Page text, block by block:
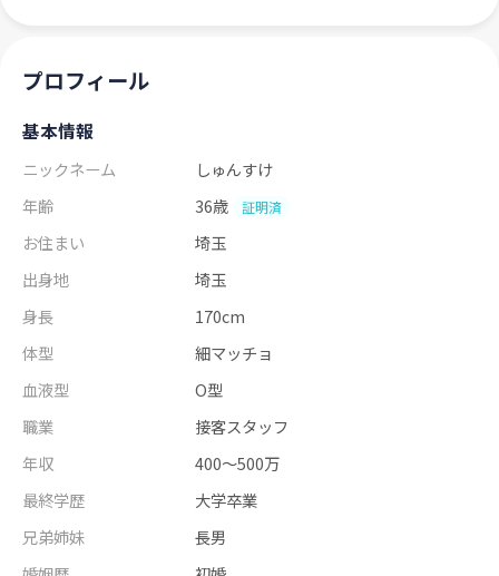
プロフィール
基本情報
ニックネーム
しゅんすけ
年齢
36歳 証明済
お住まい
埼玉
出身地
埼玉
身長
170cm
体型
細マッチョ
血液型
O型
職業
接客スタッフ
年収
400～500万
最終学歴
大学卒業
兄弟姉妹
長男